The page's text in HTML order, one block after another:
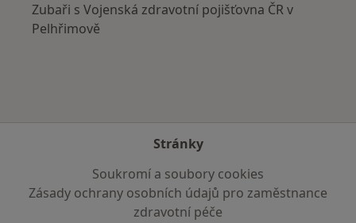
Zubaři s Vojenská zdravotní pojišťovna ČR v
Pelhřimově
Stránky
Soukromí a soubory cookies
Zásady ochrany osobních údajů pro zaměstnance
zdravotní péče